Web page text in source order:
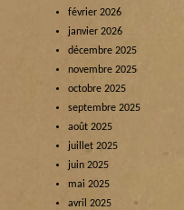
février 2026
janvier 2026
décembre 2025
novembre 2025
octobre 2025
septembre 2025
août 2025
juillet 2025
juin 2025
mai 2025
avril 2025